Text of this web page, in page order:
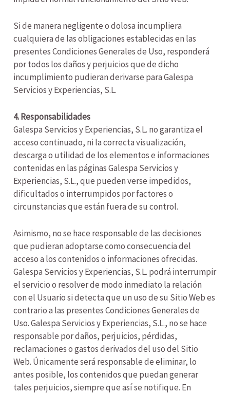
Si de manera negligente o dolosa incumpliera
cualquiera de las obligaciones establecidas en las
presentes Condiciones Generales de Uso, responderá
por todos los daños y perjuicios que de dicho
incumplimiento pudieran derivarse para Galespa
Servicios y Experiencias, S.L.
4. Responsabilidades
Galespa Servicios y Experiencias, S.L. no garantiza el
acceso continuado, ni la correcta visualización,
descarga o utilidad de los elementos e informaciones
contenidas en las páginas Galespa Servicios y
Experiencias, S.L., que pueden verse impedidos,
dificultados o interrumpidos por factores o
circunstancias que están fuera de su control.
Asimismo, no se hace responsable de las decisiones
que pudieran adoptarse como consecuencia del
acceso a los contenidos o informaciones ofrecidas.
Galespa Servicios y Experiencias, S.L. podrá interrumpir
el servicio o resolver de modo inmediato la relación
con el Usuario si detecta que un uso de su Sitio Web es
contrario a las presentes Condiciones Generales de
Uso. Galespa Servicios y Experiencias, S.L., no se hace
responsable por daños, perjuicios, pérdidas,
reclamaciones o gastos derivados del uso del Sitio
Web. Únicamente será responsable de eliminar, lo
antes posible, los contenidos que puedan generar
tales perjuicios, siempre que así se notifique. En